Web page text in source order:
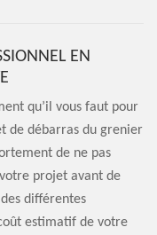
EN
qu’il vous faut pour
de débarras du grenier
de ne pas
projet avant de
différentes
estimatif de votre